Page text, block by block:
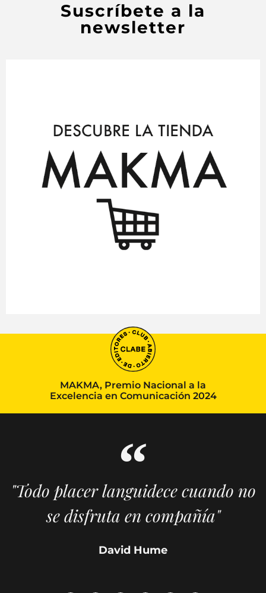
Suscríbete a la
newsletter
MAKMA, Premio Nacional a la
Excelencia en Comunicación 2024
"Todo placer languidece cuando no
se disfruta en compañía"
David Hume